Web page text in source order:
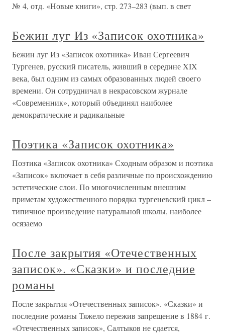
№ 4, отд. «Новые книги», стр. 273–283 (вып. в свет
Бежин луг Из «Записок охотника»
Бежин луг Из «Записок охотника» Иван Сергеевич
Тургенев, русский писатель, живший в середине XIX
века, был одним из самых образованных людей своего
времени. Он сотрудничал в некрасовском журнале
«Современник», который объединял наиболее
демократические и радикальные
Поэтика «Записок охотника»
Поэтика «Записок охотника» Сходным образом и поэтика
«Записок» включает в себя различные по происхождению
эстетические слои. По многочисленным внешним
приметам художественного порядка тургеневский цикл –
типичное произведение натуральной школы, наиболее
осязаемо
После закрытия «Отечественных
записок». «Сказки» и последние
романы
После закрытия «Отечественных записок». «Сказки» и
последние романы Тяжело пережив запрещение в 1884 г.
«Отечественных записок», Салтыков не сдается,